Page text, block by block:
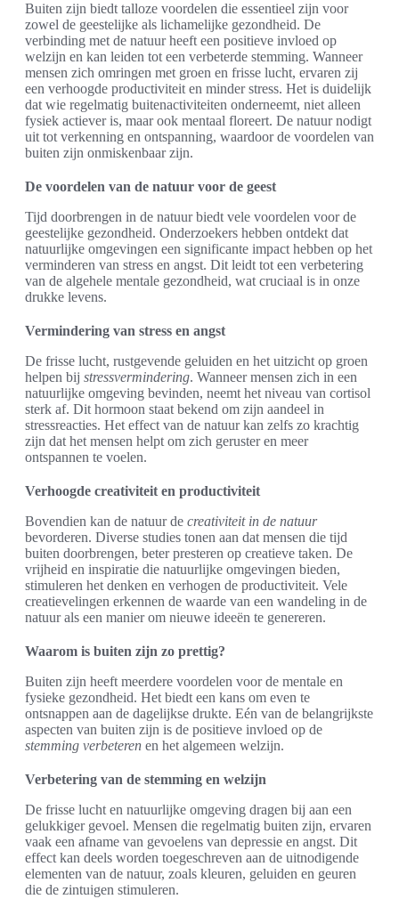
Buiten zijn biedt talloze voordelen die essentieel zijn voor
zowel de geestelijke als lichamelijke gezondheid. De
verbinding met de natuur heeft een positieve invloed op
welzijn en kan leiden tot een verbeterde stemming. Wanneer
mensen zich omringen met groen en frisse lucht, ervaren zij
een verhoogde productiviteit en minder stress. Het is duidelijk
dat wie regelmatig buitenactiviteiten onderneemt, niet alleen
fysiek actiever is, maar ook mentaal floreert. De natuur nodigt
uit tot verkenning en ontspanning, waardoor de voordelen van
buiten zijn onmiskenbaar zijn.
De voordelen van de natuur voor de geest
Tijd doorbrengen in de natuur biedt vele voordelen voor de
geestelijke gezondheid. Onderzoekers hebben ontdekt dat
natuurlijke omgevingen een significante impact hebben op het
verminderen van stress en angst. Dit leidt tot een verbetering
van de algehele mentale gezondheid, wat cruciaal is in onze
drukke levens.
Vermindering van stress en angst
De frisse lucht, rustgevende geluiden en het uitzicht op groen
helpen bij stressvermindering. Wanneer mensen zich in een
natuurlijke omgeving bevinden, neemt het niveau van cortisol
sterk af. Dit hormoon staat bekend om zijn aandeel in
stressreacties. Het effect van de natuur kan zelfs zo krachtig
zijn dat het mensen helpt om zich geruster en meer
ontspannen te voelen.
Verhoogde creativiteit en productiviteit
Bovendien kan de natuur de creativiteit in de natuur
bevorderen. Diverse studies tonen aan dat mensen die tijd
buiten doorbrengen, beter presteren op creatieve taken. De
vrijheid en inspiratie die natuurlijke omgevingen bieden,
stimuleren het denken en verhogen de productiviteit. Vele
creatievelingen erkennen de waarde van een wandeling in de
natuur als een manier om nieuwe ideeën te genereren.
Waarom is buiten zijn zo prettig?
Buiten zijn heeft meerdere voordelen voor de mentale en
fysieke gezondheid. Het biedt een kans om even te
ontsnappen aan de dagelijkse drukte. Eén van de belangrijkste
aspecten van buiten zijn is de positieve invloed op de
stemming verbeteren en het algemeen welzijn.
Verbetering van de stemming en welzijn
De frisse lucht en natuurlijke omgeving dragen bij aan een
gelukkiger gevoel. Mensen die regelmatig buiten zijn, ervaren
vaak een afname van gevoelens van depressie en angst. Dit
effect kan deels worden toegeschreven aan de uitnodigende
elementen van de natuur, zoals kleuren, geluiden en geuren
die de zintuigen stimuleren.